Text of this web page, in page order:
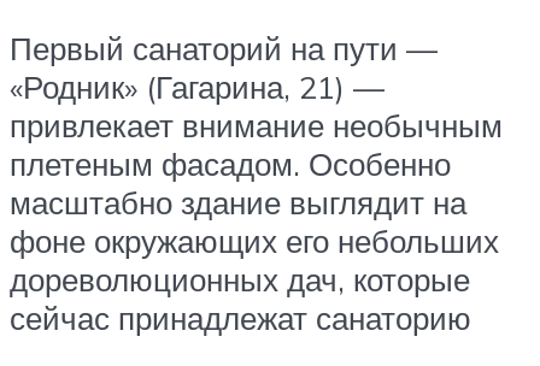
Первый санаторий на пути —
«Родник» (Гагарина, 21) —
привлекает внимание необычным
плетеным фасадом. Особенно
масштабно здание выглядит на
фоне окружающих его небольших
дореволюционных дач, которые
сейчас принадлежат санаторию